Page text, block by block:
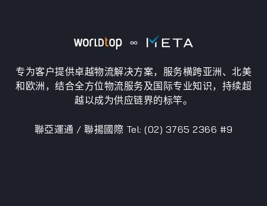
专为客户提供卓越物流解决方案，服务横跨亚洲、北美
和欧洲，结合全方位物流服务及国际专业知识，持续超
越以成为供应链界的标竿。
聯亞運通 / 聯揚國際 Tel: (02) 3765 2366 #9